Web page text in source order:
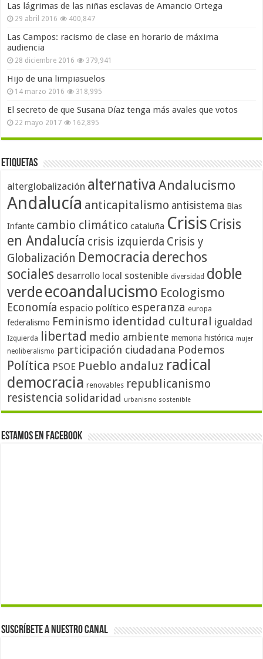
Las lágrimas de las niñas esclavas de Amancio Ortega
29 abril 2016 400,847
Las Campos: racismo de clase en horario de máxima
audiencia
28 diciembre 2016 379,941
Hijo de una limpiasuelos
14 marzo 2016 318,995
El secreto de que Susana Díaz tenga más avales que votos
22 mayo 2017 162,895
Etiquetas
alterglobalización alternativa Andalucismo
Andalucía anticapitalismo antisistema Blas
Infante cambio climático cataluña Crisis Crisis
en Andalucía crisis izquierda Crisis y
Globalización Democracia derechos
sociales desarrollo local sostenible diversidad doble
verdeecoandalucismo Ecologismo
Economía espacio político esperanza europa
federalismo Feminismo identidad cultural igualdad
Izquierda libertad medio ambiente memoria histórica mujer
neoliberalismo participación ciudadana Podemos
Política PSOE Pueblo andaluz radical
democracia renovables republicanismo
resistencia solidaridad urbanismo sostenible
Estamos en Facebook
Suscríbete a nuestro canal